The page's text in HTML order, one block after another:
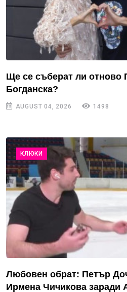
Ще се съберат ли отново
Богданска?
AUGUST 04, 2026 1498
КЛЮКИ
Любовен обрат: Петър
Ирмена Чичикова заради